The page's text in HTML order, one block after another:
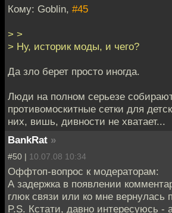
Кому: Goblin, #45
> >
> Ну, историк моды, и чего?
Да зло берет просто иногда.
Люди на полном серьезе
противомоскитные сетки для
них, вишь, дивности не хватает...
BankRat »
#50 | 10.07.08 10:34
Оффтоп-вопрос к модераторам:
А задержка в появлении
глюк связи или ко мне вернулась
P.S. Кстати, давно интересуюсь -